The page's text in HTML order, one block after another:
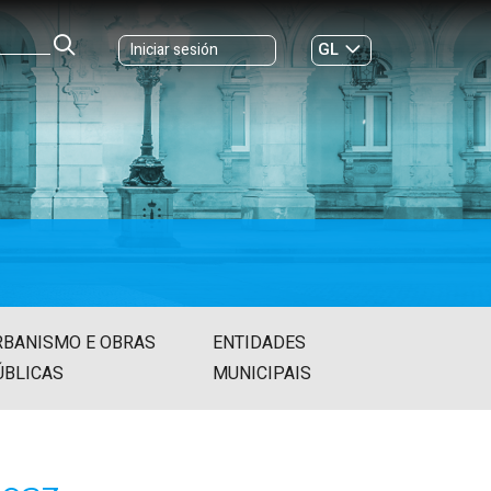
Iniciar sesión
GL
ES|
E OBRAS
ENTIDADES
MUNICIPAIS